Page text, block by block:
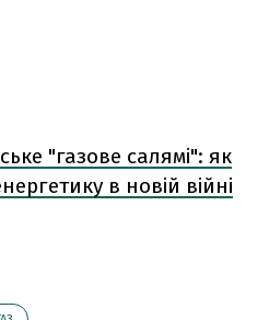
"газове салямі": як
в новій війні